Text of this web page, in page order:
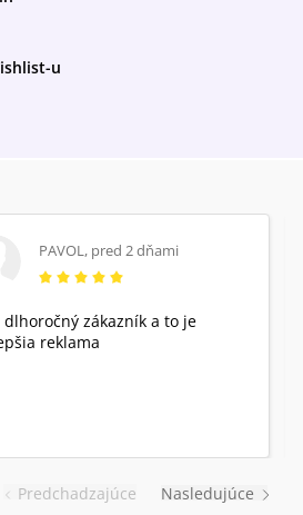
u
Predchadzajúce
PAVOL, pred 2 dňami
dlhoročný zákazník a to je
reklama
Nasledujúce